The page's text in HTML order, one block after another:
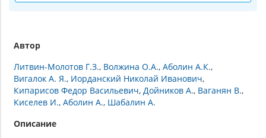
Автор
Литвин-Молотов Г.З. Волжина О.А. Аболин А.К.
Вигалок А. Я. Иорданский Николай Иванович
Кипарисов Федор Васильевич Дойников А. Ваганян В.
Киселев И. Аболин А. Шабалин А.
Описание